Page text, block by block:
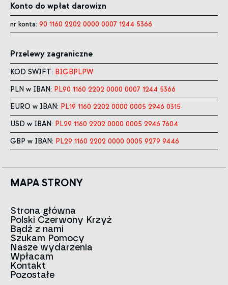
Konto do wpłat darowizn
nr konta: 90 1160 2202 0000 0007 1244 5366
Przelewy zagraniczne
KOD SWIFT: BIGBPLPW
PLN w IBAN: PL90 1160 2202 0000 0007 1244 5366
EURO w IBAN: PL19 1160 2202 0000 0005 2946 0315
USD w IBAN: PL29 1160 2202 0000 0005 2946 7604
GBP w IBAN: PL29 1160 2202 0000 0005 9279 9446
MAPA STRONY
Strona główna
Polski Czerwony Krzyż
Aktualności
O nas
Zespół
Czerwony Krzyż na świecie
Znak
Historia
Strategia 2030
Bądź z nami
Szukam Pomocy
Kontakt do oddziałów
Infolinia
Nasze wydarzenia
Wpłacam
Kontakt
Pozostałe